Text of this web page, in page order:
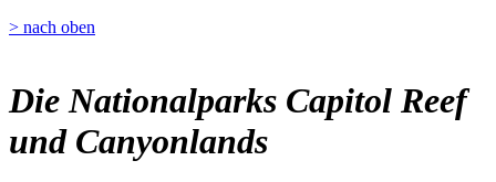
> nach oben
Die Nationalparks Capitol Reef
und Canyonlands